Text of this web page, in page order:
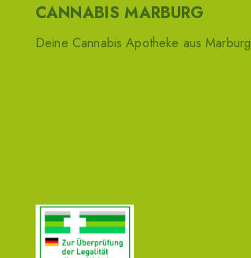
Nimbus Health
Remexian Pharma
CANNABIS MARBURG
Deine Cannabis Apotheke aus Marburg